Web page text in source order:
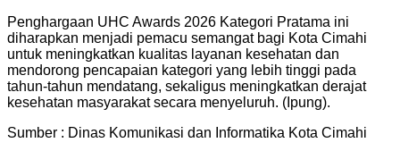
Penghargaan UHC Awards 2026 Kategori Pratama ini
diharapkan menjadi pemacu semangat bagi Kota Cimahi
untuk meningkatkan kualitas layanan kesehatan dan
mendorong pencapaian kategori yang lebih tinggi pada
tahun-tahun mendatang, sekaligus meningkatkan derajat
kesehatan masyarakat secara menyeluruh. (Ipung).
Sumber : Dinas Komunikasi dan Informatika Kota Cimahi